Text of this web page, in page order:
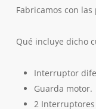
Fabricamos con
Qué incluye dicho
Interruptor
Guarda motor.
2